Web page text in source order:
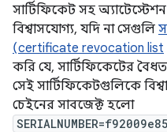
সার্টিফিকেট সহ
বিশ্বাসযোগ্য, যদি না সেগুলি
(certificate revocation list
করি যে, সার্টিফিকেটের
সেই সার্টিফিকেটগুলিকে
চেইনের সাবজেক্ট হলো